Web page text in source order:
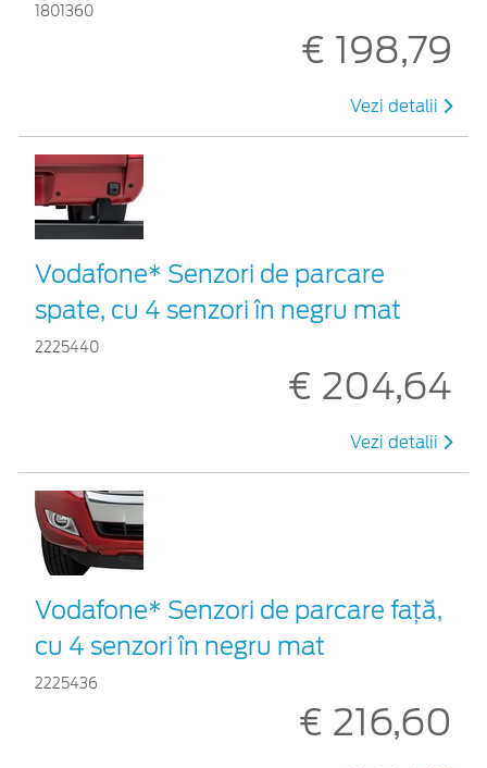
1801360
€ 198,79
Vezi detalii
Vodafone* Senzori de parcare
spate, cu 4 senzori în negru mat
2225440
€ 204,64
Vezi detalii
Vodafone* Senzori de parcare față,
cu 4 senzori în negru mat
2225436
€ 216,60